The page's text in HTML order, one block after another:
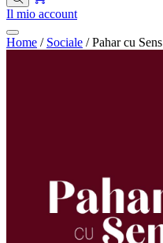
Il mio account
Home / Sociale / Pahar cu Sens